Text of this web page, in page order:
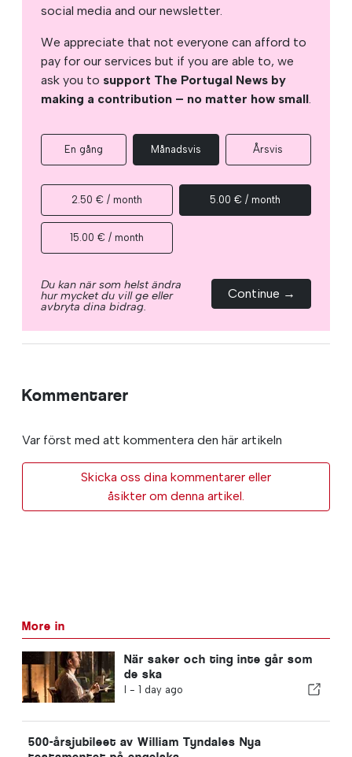
social media and our newsletter.
We appreciate that not everyone can afford to
pay for our services but if you are able to, we
ask you to support The Portugal News by
making a contribution – no matter how small.
En gång Månadsvis Årsvis
2.50 € / month 5.00 € / month
15.00 € / month
Du kan när som helst ändra
hur mycket du vill ge eller
avbryta dina bidrag.
Continue →
Kommentarer
Var först med att kommentera den här artikeln
Skicka oss dina kommentarer eller
åsikter om denna artikel.
More in
När saker och ting inte går som
de ska
I - 1 day ago
500-årsjubileet av William Tyndales Nya